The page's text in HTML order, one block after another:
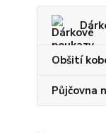
Obšití
Půjčovna